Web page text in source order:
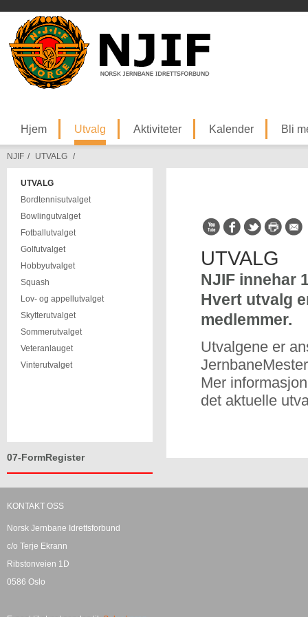
Hjem Utvalg Aktiviteter Kalender Bli
NJIF / UTVALG /
UTVALG
Bordtennisutvalget
Bowlingutvalget
Fotballutvalget
Golfutvalget
Hobbyutvalget
Squash
Lov- og appellutvalget
Skytterutvalget
Sommerutvalget
Veteranlauget
Vinterutvalget
07-FormRegister
UTVALG
NJIF innehar
Hvert utvalg
medlemmer.
Utvalgene er
Mer
det aktuelle
KONTAKT OSS
Norsk Jernbane Idrettsforbund
c/o Terje Ekrann
Ribstonveien 1D
0586 Oslo